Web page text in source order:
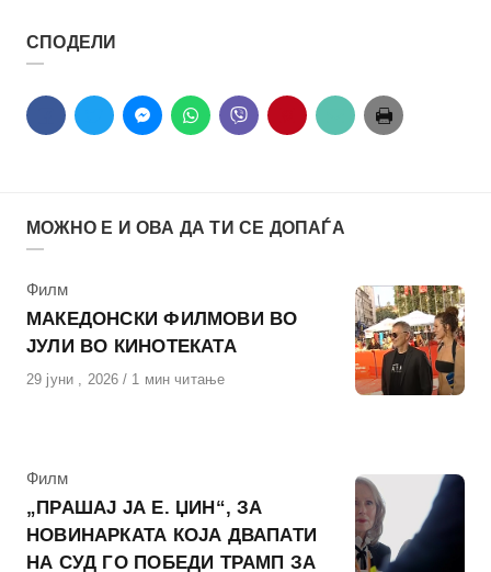
СПОДЕЛИ
МОЖНО Е И ОВА ДА ТИ СЕ ДОПАЃА
КАтегорија
Филм
МАКЕДОНСКИ ФИЛМОВИ ВО
ЈУЛИ ВО КИНОТЕКАТА
Објавено
29 јуни , 2026 1 мин читање
КАтегорија
Филм
„ПРАШАЈ ЈА Е. ЏИН“, ЗА
НОВИНАРКАТА КОЈА ДВАПАТИ
НА СУД ГО ПОБЕДИ ТРАМП ЗА